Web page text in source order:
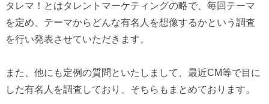
タレマ！とはタレントマーケティングの略で、毎回テーマ
を定め、 テーマからどんな有名人を想像するかという調査
を行い発表させていただきます。
また、他にも定例の質問といたしまして、 最近CM等で目に
した有名人を調査しており、 そちらもまとめております。